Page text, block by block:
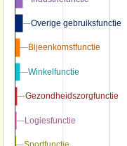
Overige gebruiksfunctie
Overige gebruiksfunctie
Bijeenkomstfunctie
Bijeenkomstfunctie
Winkelfunctie
Winkelfunctie
Gezondheidszorgfunctie
Gezondheidszorgfunctie
Logiesfunctie
Logiesfunctie